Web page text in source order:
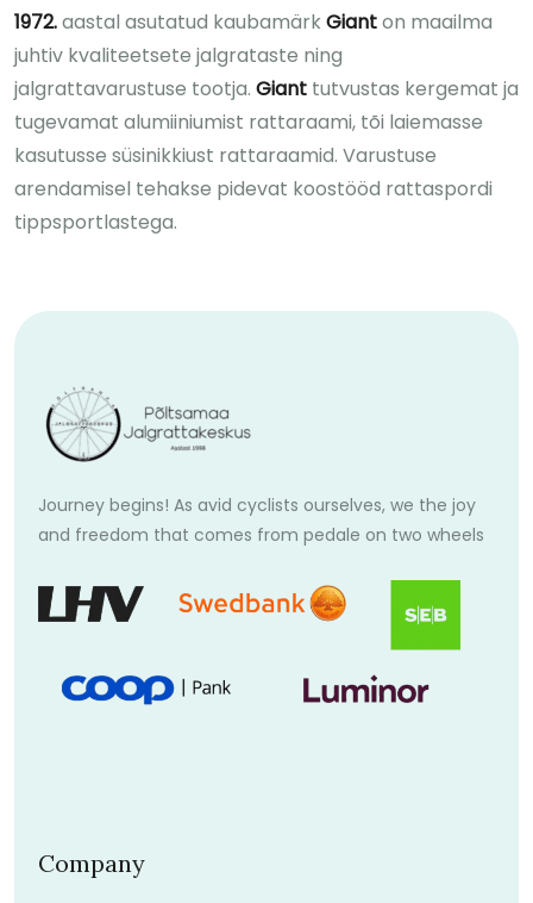
1972.aastal asutatud kaubamärkGianton maailma
juhtiv kvaliteetsete jalgrataste ning
jalgrattavarustuse tootja. Giant tutvustas kergemat ja
tugevamat alumiiniumist rattaraami, tõi laiemasse
kasutusse süsinikkiust rattaraamid. Varustuse
arendamisel tehakse pidevat koostööd rattaspordi
tippsportlastega.
Journey begins! As avid cyclists ourselves, we the joy
and freedom that comes from pedale on two wheels
Company